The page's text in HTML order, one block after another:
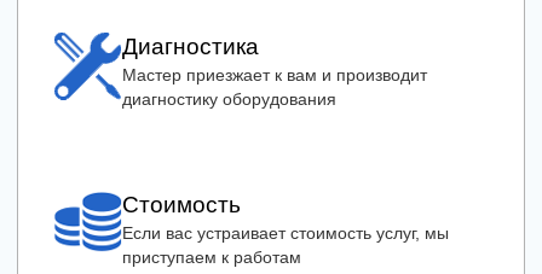
Диагностика
Мастер приезжает к вам и производит
диагностику оборудования
Стоимость
Если вас устраивает стоимость услуг, мы
приступаем к работам